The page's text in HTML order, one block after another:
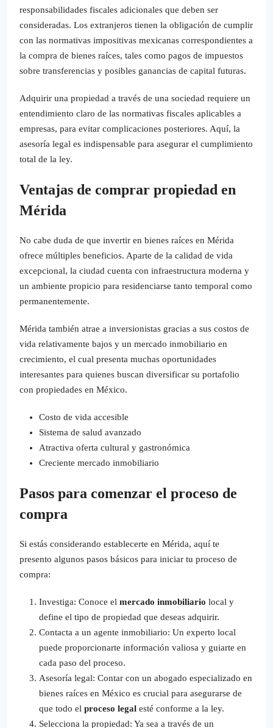
responsabilidades fiscales adicionales que deben ser
consideradas. Los extranjeros tienen la obligación de cumplir
con las normativas impositivas mexicanas correspondientes a
la compra de bienes raíces, tales como pagos de impuestos
sobre transferencias y posibles ganancias de capital futuras.
Adquirir una propiedad a través de una sociedad requiere un
entendimiento claro de las normativas fiscales aplicables a
empresas, para evitar complicaciones posteriores. Aquí, la
asesoría legal es indispensable para asegurar el cumplimiento
total de la ley.
Ventajas de comprar propiedad en
Mérida
No cabe duda de que invertir en bienes raíces en Mérida
ofrece múltiples beneficios. Aparte de la calidad de vida
excepcional, la ciudad cuenta con infraestructura moderna y
un ambiente propicio para residenciarse tanto temporal como
permanentemente.
Mérida también atrae a inversionistas gracias a sus costos de
vida relativamente bajos y un mercado inmobiliario en
crecimiento, el cual presenta muchas oportunidades
interesantes para quienes buscan diversificar su portafolio
con propiedades en México.
Costo de vida accesible
Sistema de salud avanzado
Atractiva oferta cultural y gastronómica
Creciente mercado inmobiliario
Pasos para comenzar el proceso de
compra
Si estás considerando establecerte en Mérida, aquí te
presento algunos pasos básicos para iniciar tu proceso de
compra:
Investiga: Conoce el mercado inmobiliario local y
define el tipo de propiedad que deseas adquirir.
Contacta a un agente inmobiliario: Un experto local
puede proporcionarte información valiosa y guiarte en
cada paso del proceso.
Asesoría legal: Contar con un abogado especializado en
bienes raíces en México es crucial para asegurarse de
que todo el proceso legal esté conforme a la ley.
Selecciona la propiedad: Ya sea a través de un